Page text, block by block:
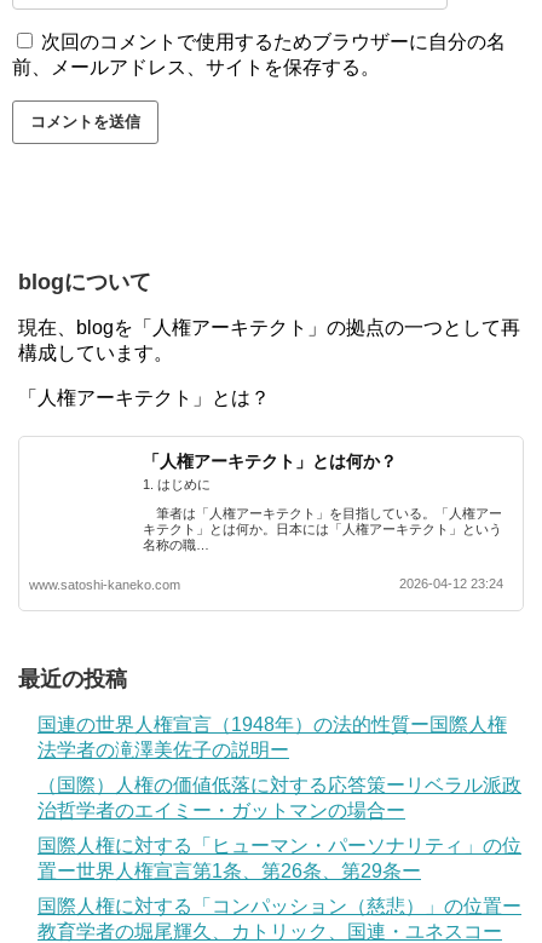
次回のコメントで使用するためブラウザーに自分の名
前、メールアドレス、サイトを保存する。
blogについて
現在、blogを「人権アーキテクト」の拠点の一つとして再
構成しています。
「人権アーキテクト」とは？
「人権アーキテクト」とは何か？
1. はじめに
筆者は「人権アーキテクト」を目指している。「人権アー
キテクト」とは何か。日本には「人権アーキテクト」という
名称の職…
www.satoshi-kaneko.com 2026-04-12 23:24
最近の投稿
国連の世界人権宣言（1948年）の法的性質ー国際人権
法学者の滝澤美佐子の説明ー
（国際）人権の価値低落に対する応答策ーリベラル派政
治哲学者のエイミー・ガットマンの場合ー
国際人権に対する「ヒューマン・パーソナリティ」の位
置ー世界人権宣言第1条、第26条、第29条ー
国際人権に対する「コンパッション（慈悲）」の位置ー
教育学者の堀尾輝久、カトリック、国連・ユネスコー